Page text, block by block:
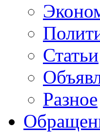
Статьи
Разное